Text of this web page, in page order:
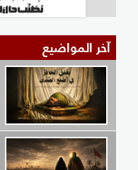
آخر المواضيع